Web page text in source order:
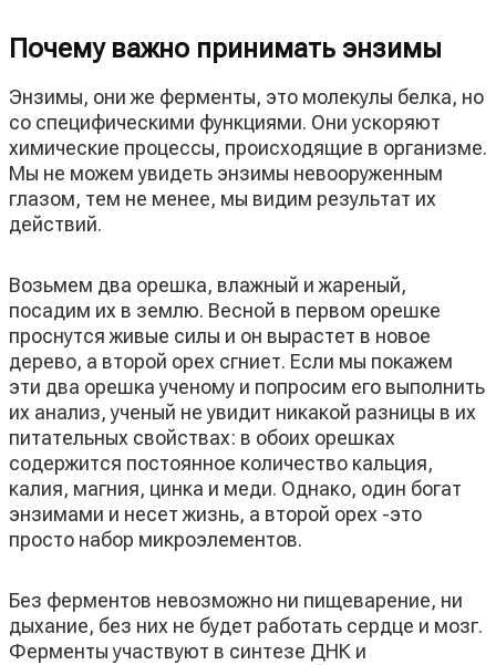
Почему важно принимать энзимы
Энзимы, они же ферменты, это молекулы белка, но
со специфическими функциями. Они ускоряют
химические процессы, происходящие в организме.
Мы не можем увидеть энзимы невооруженным
глазом, тем не менее, мы видим результат их
действий.
Возьмем два орешка, влажный и жареный,
посадим их в землю. Весной в первом орешке
проснутся живые силы и он вырастет в новое
дерево, а второй орех сгниет. Если мы покажем
эти два орешка ученому и попросим его выполнить
их анализ, ученый не увидит никакой разницы в их
питательных свойствах: в обоих орешках
содержится постоянное количество кальция,
калия, магния, цинка и меди. Однако, один богат
энзимами и несет жизнь, а второй орех -это
просто набор микроэлементов.
Без ферментов невозможно ни пищеварение, ни
дыхание, без них не будет работать сердце и мозг.
Ферменты участвуют в синтезе ДНК и